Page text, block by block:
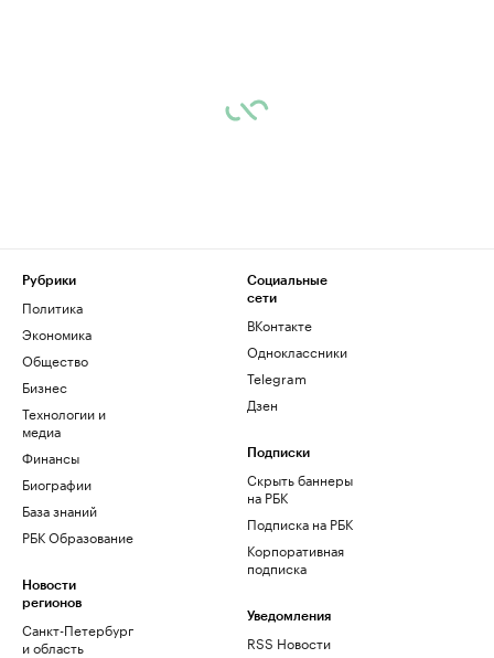
Рубрики
Политика
Экономика
Общество
Бизнес
Технологии и
медиа
Финансы
Биографии
База знаний
РБК Образование
Новости
регионов
Санкт-Петербург
и область
Социальные
сети
ВКонтакте
Одноклассники
Telegram
Дзен
Подписки
Скрыть баннеры
на РБК
Подписка на РБК
Корпоративная
подписка
Уведомления
RSS Новости